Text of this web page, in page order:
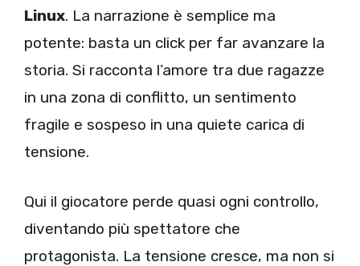
Linux. La narrazione è semplice ma
potente: basta un click per far avanzare la
storia. Si racconta l’amore tra due ragazze
in una zona di conflitto, un sentimento
fragile e sospeso in una quiete carica di
tensione.
Qui il giocatore perde quasi ogni controllo,
diventando più spettatore che
protagonista. La tensione cresce, ma non si